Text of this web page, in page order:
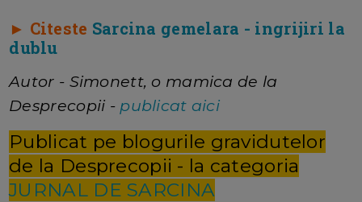
► Citeste Sarcina gemelara - ingrijiri la
dublu
Autor - Simonett, o mamica de la
Desprecopii - publicat aici
Publicat pe blogurile gravidutelor
de la Desprecopii - la categoria
JURNAL DE SARCINA